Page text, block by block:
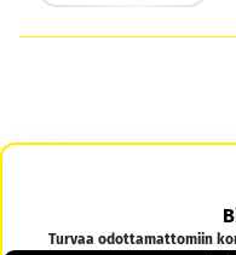
Turvaa odottamattomiin